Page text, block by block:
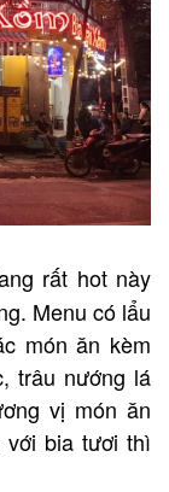
rất hot này
Menu có lẩu
món ăn kèm
trâu nướng lá
vị món ăn
với bia tươi thì